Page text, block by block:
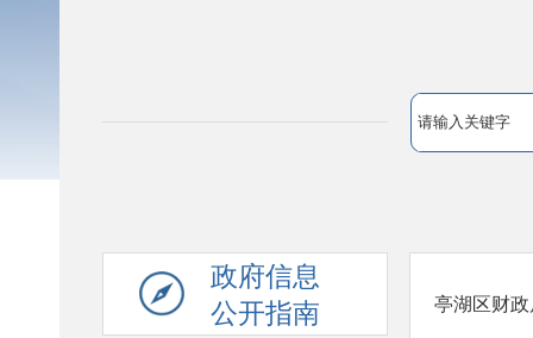
政府信息
公开指南
亭湖区财